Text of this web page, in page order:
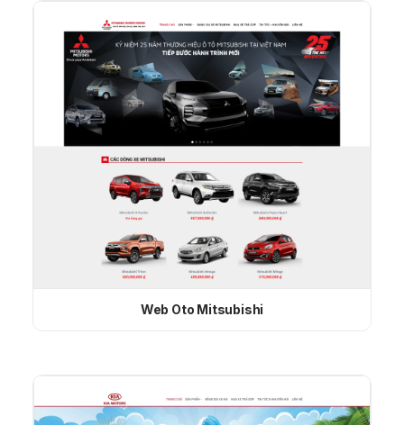
Web Oto Mitsubishi